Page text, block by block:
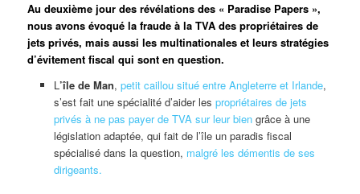
Au deuxième jour des révélations des « Paradise Papers »,
nous avons évoqué la fraude à la TVA des propriétaires de
jets privés, mais aussi les multinationales et leurs stratégies
d’évitement fiscal qui sont en question.
L ’île de Man, petit caillou situé entre Angleterre et Irlande,
s’est fait une spécialité d’aider les propriétaires de jets
privés à ne pas payer de TVA sur leur bien grâce à une
législation adaptée, qui fait de l’île un paradis fiscal
spécialisé dans la question, malgré les démentis de ses
dirigeants.